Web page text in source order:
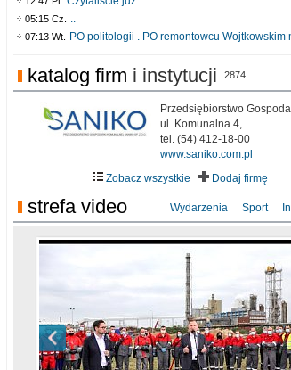
05:15 Cz. ..
07:13 Wt. PO politologii . PO remontowcu Wojtkowskim
katalog firm i instytucji 2874
Przedsiębiorstwo
ul. Komunalna 4,
tel. (54) 412-18-00
www.saniko.com.pl
Zobacz wszystkie
Dodaj firmę
strefa video Wydarzenia Sport
Ni To Ponk - W oczach mamy strach
sixf33t .Last Year DRONE FOOTAGE
Włocławek
XXIII Sesja Rady Miasta Włocławek VIII
kadencji w dniu 09.06.2020 r.